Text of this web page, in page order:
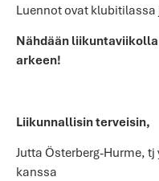
Luennot ovat
Nähdään
arkeen!
Liikunnallisin terveisin,
Jutta Österberg-Hurme,
kanssa